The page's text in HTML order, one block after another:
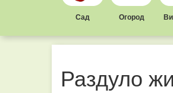
Сад Огород
Раздуло